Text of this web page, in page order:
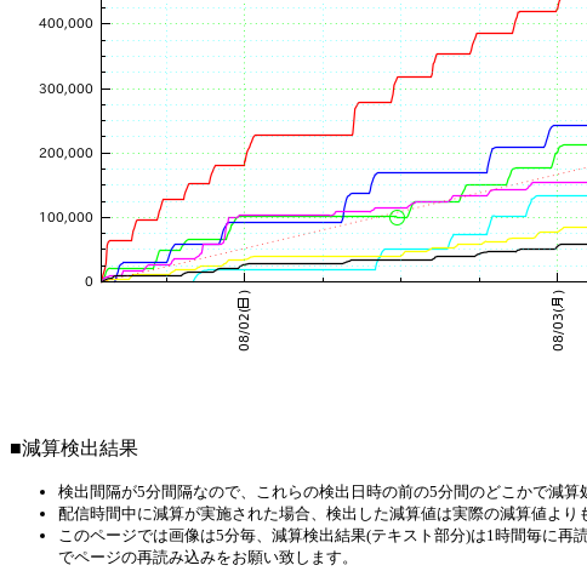
■減算検出結果
検出間隔が5分間隔なので、これらの検出日時の前の5分間のどこかで減算
配信時間中に減算が実施された場合、検出した減算値は実際の減算値より
このページでは画像は5分毎、減算検出結果(テキスト部分)は1時間毎に
でページの再読み込みをお願い致します。